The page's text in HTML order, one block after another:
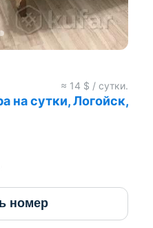
≈ 14 $ / сутки.
на сутки, Логойск,
номер